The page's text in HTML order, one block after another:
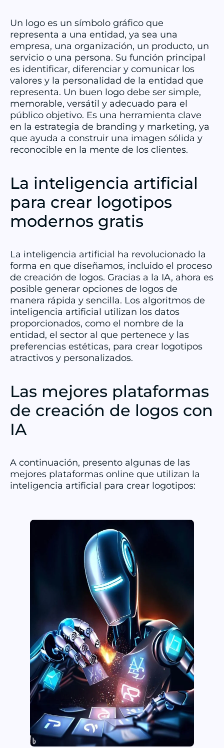
Un logo es un símbolo gráfico que
representa a una entidad, ya sea una
empresa, una organización, un producto, un
servicio o una persona. Su función principal
es identificar, diferenciar y comunicar los
valores y la personalidad de la entidad que
representa. Un buen logo debe ser simple,
memorable, versátil y adecuado para el
público objetivo. Es una herramienta clave
en la estrategia de branding y marketing, ya
que ayuda a construir una imagen sólida y
reconocible en la mente de los clientes.
La inteligencia artificial
para crear logotipos
modernos gratis
La inteligencia artificial ha revolucionado la
forma en que diseñamos, incluido el proceso
de creación de logos. Gracias a la IA, ahora es
posible generar opciones de logos de
manera rápida y sencilla. Los algoritmos de
inteligencia artificial utilizan los datos
proporcionados, como el nombre de la
entidad, el sector al que pertenece y las
preferencias estéticas, para crear logotipos
atractivos y personalizados.
Las mejores plataformas
de creación de logos con
IA
A continuación, presento algunas de las
mejores plataformas online que utilizan la
inteligencia artificial para crear logotipos: